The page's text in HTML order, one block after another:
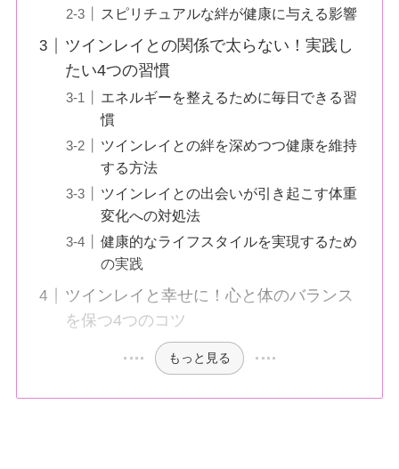
スピリチュアルな絆が健康に与える影響
ツインレイとの関係で太らない！実践し
たい4つの習慣
エネルギーを整えるために毎日できる習
慣
ツインレイとの絆を深めつつ健康を維持
する方法
ツインレイとの出会いが引き起こす体重
変化への対処法
健康的なライフスタイルを実現するため
の実践
ツインレイと幸せに！心と体のバランス
を保つ4つのコツ
もっと見る